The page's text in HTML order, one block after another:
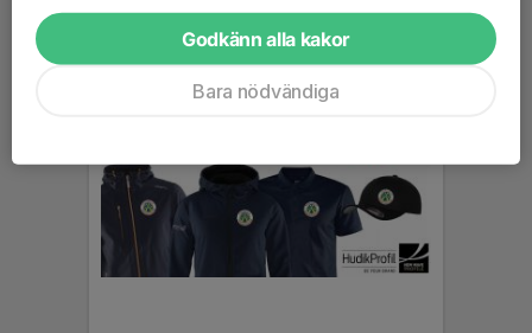
Godkänn alla kakor
Bara nödvändiga